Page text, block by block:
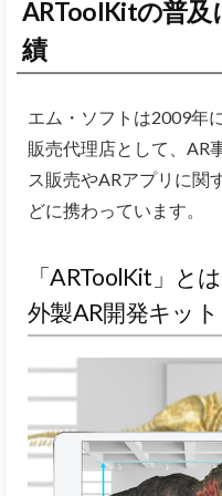
ARToolKitの普及
績
エム・ソフトは2009年
販売代理店として、AR
ス販売やARアプリに関
どに携わっています。
「ARToolKit」と
外製AR開発キット